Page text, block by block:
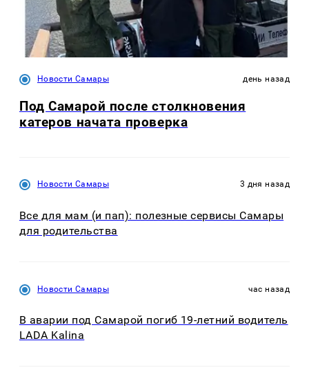
Новости Самары день назад
Под Самарой после столкновения
катеров начата проверка
Новости Самары 3 дня назад
Все для мам (и пап): полезные сервисы Самары
для родительства
Новости Самары час назад
В аварии под Самарой погиб 19-летний водитель
LADA Kalina